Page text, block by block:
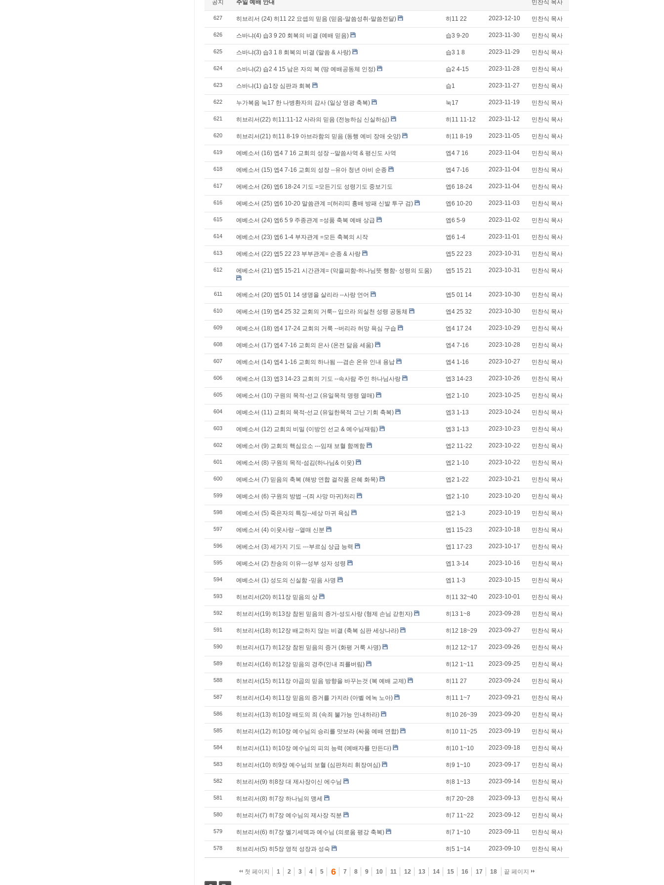
공지 주일 예배 안내 민찬식 목사
627 히브리서 (24) 히11 22 요셉의 믿음 (믿음-말씀성취-말씀전달) 히11 22 2023-12-10 민찬식 목사
626 스바냐(4) 습3 9 20 회복의 비결 (예배 믿음) 습3 9-20 2023-11-30 민찬식 목사
625 스바냐(3) 습3 1 8 회복의 비결 (말씀 & 사랑) 습3 1 8 2023-11-29 민찬식 목사
624 스바냐(2) 습2 4 15 남은 자의 복 (땅 예배공동체 인정) 습2 4-15 2023-11-28 민찬식 목사
623 스바냐(1) 습1장 심판과 회복 습1 2023-11-27 민찬식 목사
622 누가복음 눅17 한 나병환자의 감사 (일상 영광 축복) 눅17 2023-11-19 민찬식 목사
621 히브리서(22) 히11:11-12 사라의 믿음 (전능하심 신실하심) 히11 11-12 2023-11-12 민찬식 목사
620 히브리서(21) 히11 8-19 아브라함의 믿음 (동행 예비 장애 숫양) 히11 8-19 2023-11-05 민찬식 목사
619 에베소서 (16) 엡4 7 16 교회의 성장 --말씀사역 & 평신도 사역 엡4 7 16 2023-11-04 민찬식 목사
618 에베소서 (15) 엡4 7-16 교회의 성장 --유아 청년 아비 순종 엡4 7-16 2023-11-04 민찬식 목사
617 에베소서 (26) 엡6 18-24 기도 =모든기도 성령기도 중보기도 엡6 18-24 2023-11-04 민찬식 목사
616 에베소서 (25) 엡6 10-20 말씀관계 =(허리띠 흉배 방패 신발 투구 검) 엡6 10-20 2023-11-03 민찬식 목사
615 에베소서 (24) 엡6 5 9 주종관계 =성품 축복 예배 상급 엡6 5-9 2023-11-02 민찬식 목사
614 에베소서 (23) 엡6 1-4 부자관계 =모든 축복의 시작 엡6 1-4 2023-11-01 민찬식 목사
613 에베소서 (22) 엡5 22 23 부부관계= 순종 & 사랑 엡5 22 23 2023-10-31 민찬식 목사
612 에베소서 (21) 엡5 15-21 시간관계= (악을피함-하나님뜻 행함- 성령의 도움) 엡5 15 21 2023-10-31 민찬식 목사
611 에베소서 (20) 엡5 01 14 생명을 살리라 --사랑 언어 엡5 01 14 2023-10-30 민찬식 목사
610 에베소서 (19) 엡4 25 32 교회의 거룩-- 입으라 의실천 성령 공동체 엡4 25 32 2023-10-30 민찬식 목사
609 에베소서 (18) 엡4 17-24 교회의 거룩 --버리라 허망 욕심 구습 엡4 17 24 2023-10-29 민찬식 목사
608 에베소서 (17) 엡4 7-16 교회의 은사 (온전 닮음 세움) 엡4 7-16 2023-10-28 민찬식 목사
607 에베소서 (14) 엡4 1-16 교회의 하나됨 ---겸손 온유 인내 용납 엡4 1-16 2023-10-27 민찬식 목사
606 에베소서 (13) 엡3 14-23 교회의 기도 --속사람 주인 하나님사랑 엡3 14-23 2023-10-26 민찬식 목사
605 에베소서 (10) 구원의 목적-선교 (유일목적 명령 열매) 엡2 1-10 2023-10-25 민찬식 목사
604 에베소서 (11) 교회의 목적-선교 (유일한목적 고난 기회 축복) 엡3 1-13 2023-10-24 민찬식 목사
603 에베소서 (12) 교회의 비밀 (이방인 선교 & 예수님재림) 엡3 1-13 2023-10-23 민찬식 목사
602 에베소서 (9) 교회의 핵심요소 ---임재 보혈 함께함 엡2 11-22 2023-10-22 민찬식 목사
601 에베소서 (8) 구원의 목적-섬김(하나님& 이웃) 엡2 1-10 2023-10-22 민찬식 목사
600 에베소서 (7) 믿음의 축복 (해방 연합 걸작품 은혜 화목) 엡2 1-22 2023-10-21 민찬식 목사
599 에베소서 (6) 구원의 방법 --(죄 사망 마귀)처리 엡2 1-10 2023-10-20 민찬식 목사
598 에베소서 (5) 죽은자의 특징--세상 마귀 욕심 엡2 1-3 2023-10-19 민찬식 목사
597 에베소서 (4) 이웃사랑 --열매 신분 엡1 15-23 2023-10-18 민찬식 목사
596 에베소서 (3) 세가지 기도 ---부르심 상급 능력 엡1 17-23 2023-10-17 민찬식 목사
595 에베소서 (2) 찬송의 이유---성부 성자 성령 엡1 3-14 2023-10-16 민찬식 목사
594 에베소서 (1) 성도의 신실함 -믿음 사명 엡1 1-3 2023-10-15 민찬식 목사
593 히브리서(20) 히11장 믿음의 상 히11 32~40 2023-10-01 민찬식 목사
592 히브리서(19) 히13장 참된 믿음의 증거-성도사랑 (형제 손님 갇힌자) 히13 1~8 2023-09-28 민찬식 목사
591 히브리서(18) 히12장 배교하지 않는 비결 (축복 심판 세상나라) 히12 18~29 2023-09-27 민찬식 목사
590 히브리서(17) 히12장 참된 믿음의 증거 (화평 거룩 사명) 히12 12~17 2023-09-26 민찬식 목사
589 히브리서(16) 히12장 믿음의 경주(인내 죄를버림) 히12 1~11 2023-09-25 민찬식 목사
588 히브리서(15) 히11장 야곱의 믿음 방향을 바꾸는것 (복 예배 교제) 히11 27 2023-09-24 민찬식 목사
587 히브리서(14) 히11장 믿음의 증거를 가지라 (아벨 에녹 노아) 히11 1~7 2023-09-21 민찬식 목사
586 히브리서(13) 히10장 배도의 죄 (속죄 불가능 인내하라) 히10 26~39 2023-09-20 민찬식 목사
585 히브리서(12) 히10장 예수님의 승리를 맛보라 (싸움 예배 연합) 히10 11~25 2023-09-19 민찬식 목사
584 히브리서(11) 히10장 예수님의 피의 능력 (예배자를 만든다) 히10 1~10 2023-09-18 민찬식 목사
583 히브리서(10) 히9장 예수님의 보혈 (심판처리 휘장여심) 히9 1~10 2023-09-17 민찬식 목사
582 히브리서(9) 히8장 대 제사장이신 에수님 히8 1~13 2023-09-14 민찬식 목사
581 히브리서(8) 히7장 하나님의 맹세 히7 20~28 2023-09-13 민찬식 목사
580 히브리서(7) 히7장 예수님의 제사장 직분 히7 11~22 2023-09-12 민찬식 목사
579 히브리서(6) 히7장 멜기세덱과 예수님 (의로움 평강 축복) 히7 1~10 2023-09-11 민찬식 목사
578 히브리서(5) 히5장 영적 성장과 성숙 히5 1~14 2023-09-10 민찬식 목사
첫 페이지 1 2 3 4 5 6 7 8 9 10 11 12 13 14 15 16 17 18 끝 페이지